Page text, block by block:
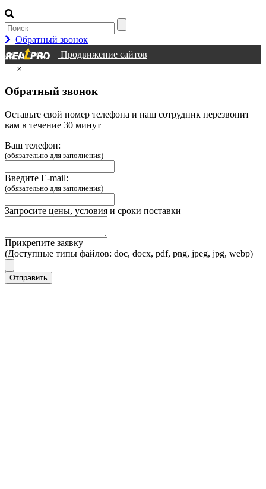
Обратный звонок
Продвижение сайтов
×
Обратный звонок
Оставьте свой номер телефона и наш сотрудник перезвонит
вам в течение 30 минут
Ваш телефон:
(обязательно для заполнения)
Введите E-mail:
(обязательно для заполнения)
Запросите цены, условия и сроки поставки
Прикрепите заявку
(Доступные типы файлов: doc, docx, pdf, png, jpeg, jpg, webp)